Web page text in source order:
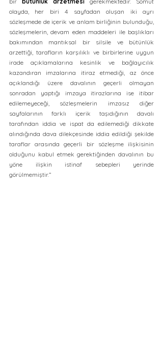
olayda, her biri 4 sayfadan oluşan iki ayrı
sözleşmede de içerik ve anlam birliğinin bulunduğu,
sözleşmelerin, devam eden maddeleri ile başlıkları
bakımından mantıksal bir silsile ve bütünlük
arzettiği, tarafların karşılıklı ve birbirlerine uygun
irade açıklamalarına kesinlik ve bağlayıcılık
kazandıran imzalarına itiraz etmediği, az önce
açıklandığı üzere davalının geçerli olmayan
sonradan yaptığı imzaya itirazlarına ise itibar
edilemeyeceği, sözleşmelerin imzasız diğer
sayfalarının farklı içerik taşıdığının davalı
tarafından iddia ve ispat da edilemediği dikkate
alındığında dava dilekçesinde iddia edildiği şekilde
taraflar arasında geçerli bir sözleşme ilişkisinin
olduğunu kabul etmek gerektiğinden davalının bu
yöne ilişkin istinaf sebepleri yerinde
görülmemiştir.”